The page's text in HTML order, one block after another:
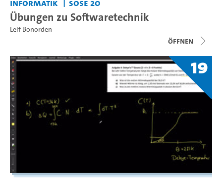
Informatik SoSe 20
Übungen zu Softwaretechnik
Leif Bonorden
Öffnen
19